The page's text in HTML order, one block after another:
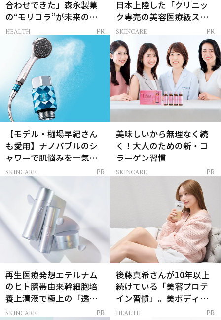
合わせできた」森永製菓
の“モリコラ”が未来のキ
レイを連れてくる！
HEALTH PR
日本上陸した「クリニッ
ク専売の美容医療級スキ
ンケア」
SKINCARE PR
【モデル・樋場早紀さん
も愛用】ナノバブルのシ
ャワーで肌悩みを一気に
解決
SKINCARE PR
美味しいから無理なく続
く！大人のための新・コ
ラーゲン習慣
SKINCARE PR
再生医療発想エテルナム
のヒト臍帯由来幹細胞培
養上清液で極上の「透明
感ハリ肌」へ
SKINCARE PR
後藤真希さんが10年以上
続けている「美容プロテ
イン習慣」。美ボディを
支える朝ルーティンと
HEALTH PR